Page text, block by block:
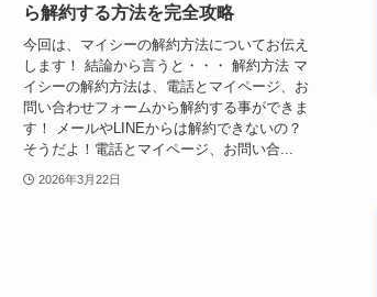
ら解約する方法を完全攻略
今回は、マイシーの解約方法についてお伝え
します！ 結論から言うと・・・ 解約方法 マ
イシーの解約方法は、電話とマイページ、お
問い合わせフォームから解約する事ができま
す！ メールやLINEからは解約できないの？
そうだよ！電話とマイページ、お問い合...
2026年3月22日